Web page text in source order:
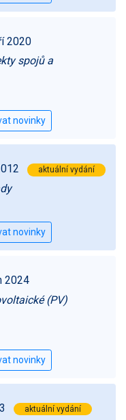
2020
spojů a
aktuální vydání
2024
(PV)
aktuální vydání